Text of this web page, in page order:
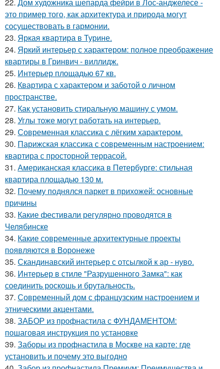
это пример того, как архитектура и природа могут
сосуществовать в гармонии.
23. Яркая квартира в Турине.
24. Яркий интерьер с характером: полное преображение
квартиры в Гринвич - виллидж.
25. Интерьер площадью 67 кв.
26. Квартира с характером и заботой о личном
пространстве.
27. Как установить стиральную машину с умом.
28. Углы тоже могут работать на интерьер.
29. Современная классика с лёгким характером.
30. Парижская классика с современным настроением:
квартира с просторной террасой.
31. Американская классика в Петербурге: стильная
квартира площадью 130 м.
32. Почему поднялся паркет в прихожей: основные
причины
33. Какие фестивали регулярно проводятся в
Челябинске
34. Какие современные архитектурные проекты
появляются в Воронеже
35. Скандинавский интерьер с отсылкой к ар - нуво.
36. Интерьер в стиле "Разрушенного Замка": как
соединить роскошь и брутальность.
37. Современный дом с французским настроением и
этническими акцентами.
38. ЗАБОР из профнастила с ФУНДАМЕНТОМ:
пошаговая инструкция по установке
39. Заборы из профнастила в Москве на карте: где
установить и почему это выгодно